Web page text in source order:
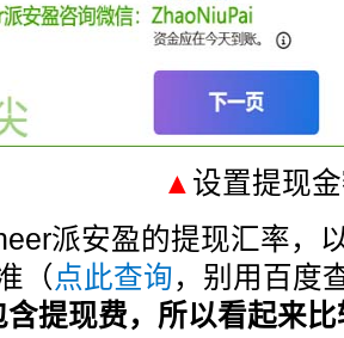
▲ 设置提现
派安盈的提现汇率，
（ 点此查询，别用百度
含提现费，所以看起来